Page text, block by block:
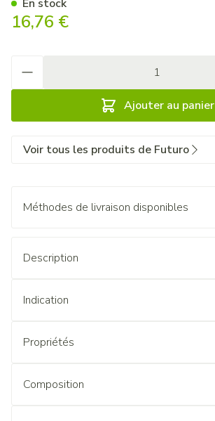
16,76 €
Ajouter au panier
En stock
Voir tous les produits de Futuro
Méthodes de livraison disponibles
Description
Indication
Propriétés
Composition